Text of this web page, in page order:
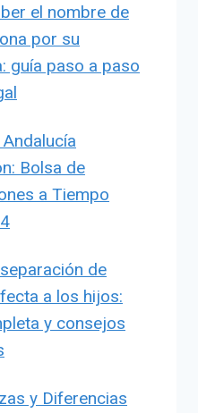
el nombre de
por su
guía paso a paso
Bolsa de
a Tiempo
de
a los hijos:
y consejos
y Diferencias